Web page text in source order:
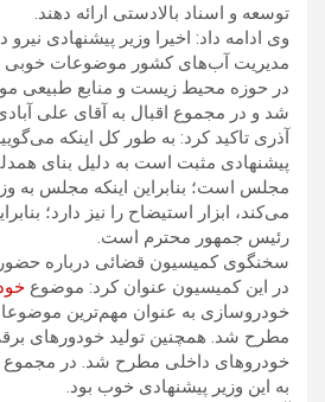
توسعه و اسناد بالادستی ارائه دهند.
وی ادامه داد: اخیرا وزیر پیشنهادی نیرو
مدیریت آب‌های کشور موضوعات خوبی
در حوزه محیط زیست و منابع طبیعی
شد و در مجموع اقبال به آقای علی
آذری تاکید کرد: به طور کل اینکه
پیشنهادی مثبت است به دلیل بنای
مجلس است؛ بنابراین اینکه مجلس به
می‌کند، ابزار استیضاح را نیز دارد؛
رئیس جمهور محترم است.
سخنگوی کمیسیون قضائی درباره
در این کمیسیون عنوان کرد: موضوع
خودروسازی به عنوان مهم‌ترین
مطرح شد. همچنین تولید خودورهای
خودروهای داخلی مطرح شد. در مجموع
به این وزیر پیشنهادی خوب بود.